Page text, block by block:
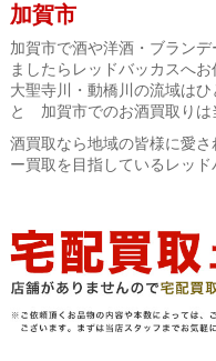
加賀市
加賀市で酒や洋酒・ブラン
ましたらレッドバッカスへお
大聖寺川・動橋川の流域は
と 加賀市でのお酒買取りは
酒買取なら地域の皆様に愛
ー買取を目指しているレッド